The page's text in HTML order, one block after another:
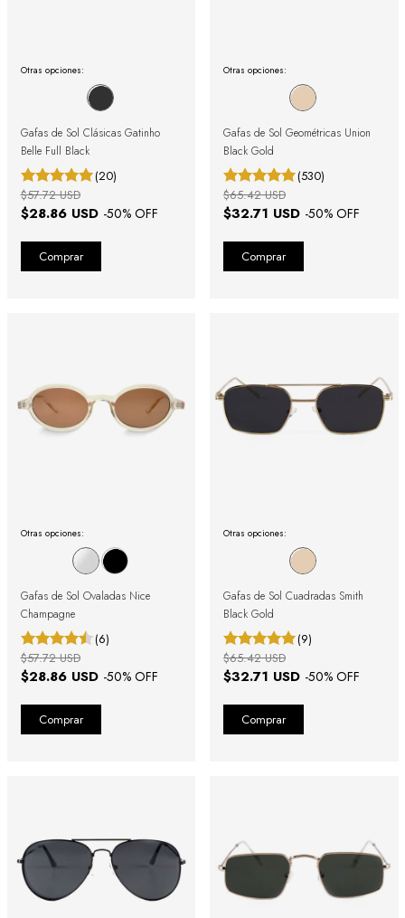
Otras opciones:
Gafas de Sol Clásicas Gatinho
Belle Full Black
(20)
$28.86 USD -50% OFF
$57.72 USD
Otras opciones:
Gafas de Sol Geométricas Union
Black Gold
(530)
$32.71 USD -50% OFF
$65.42 USD
Otras opciones:
Gafas de Sol Ovaladas Nice
Champagne
(6)
$28.86 USD -50% OFF
$57.72 USD
Otras opciones:
Gafas de Sol Cuadradas Smith
Black Gold
(9)
$32.71 USD -50% OFF
$65.42 USD